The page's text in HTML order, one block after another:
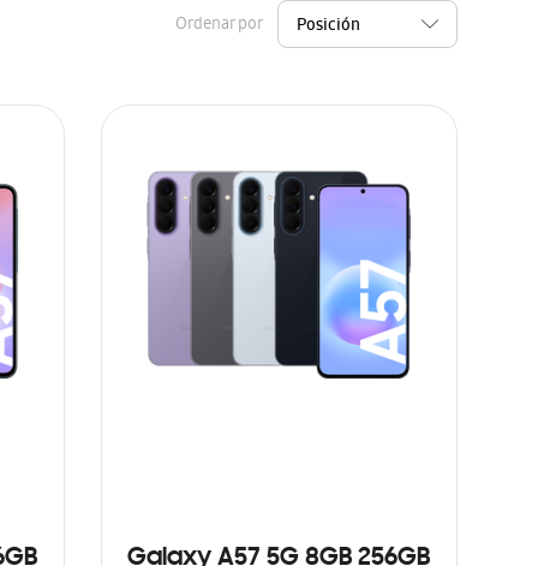
Ordenar por
Galaxy A57 5G 8GB 256GB